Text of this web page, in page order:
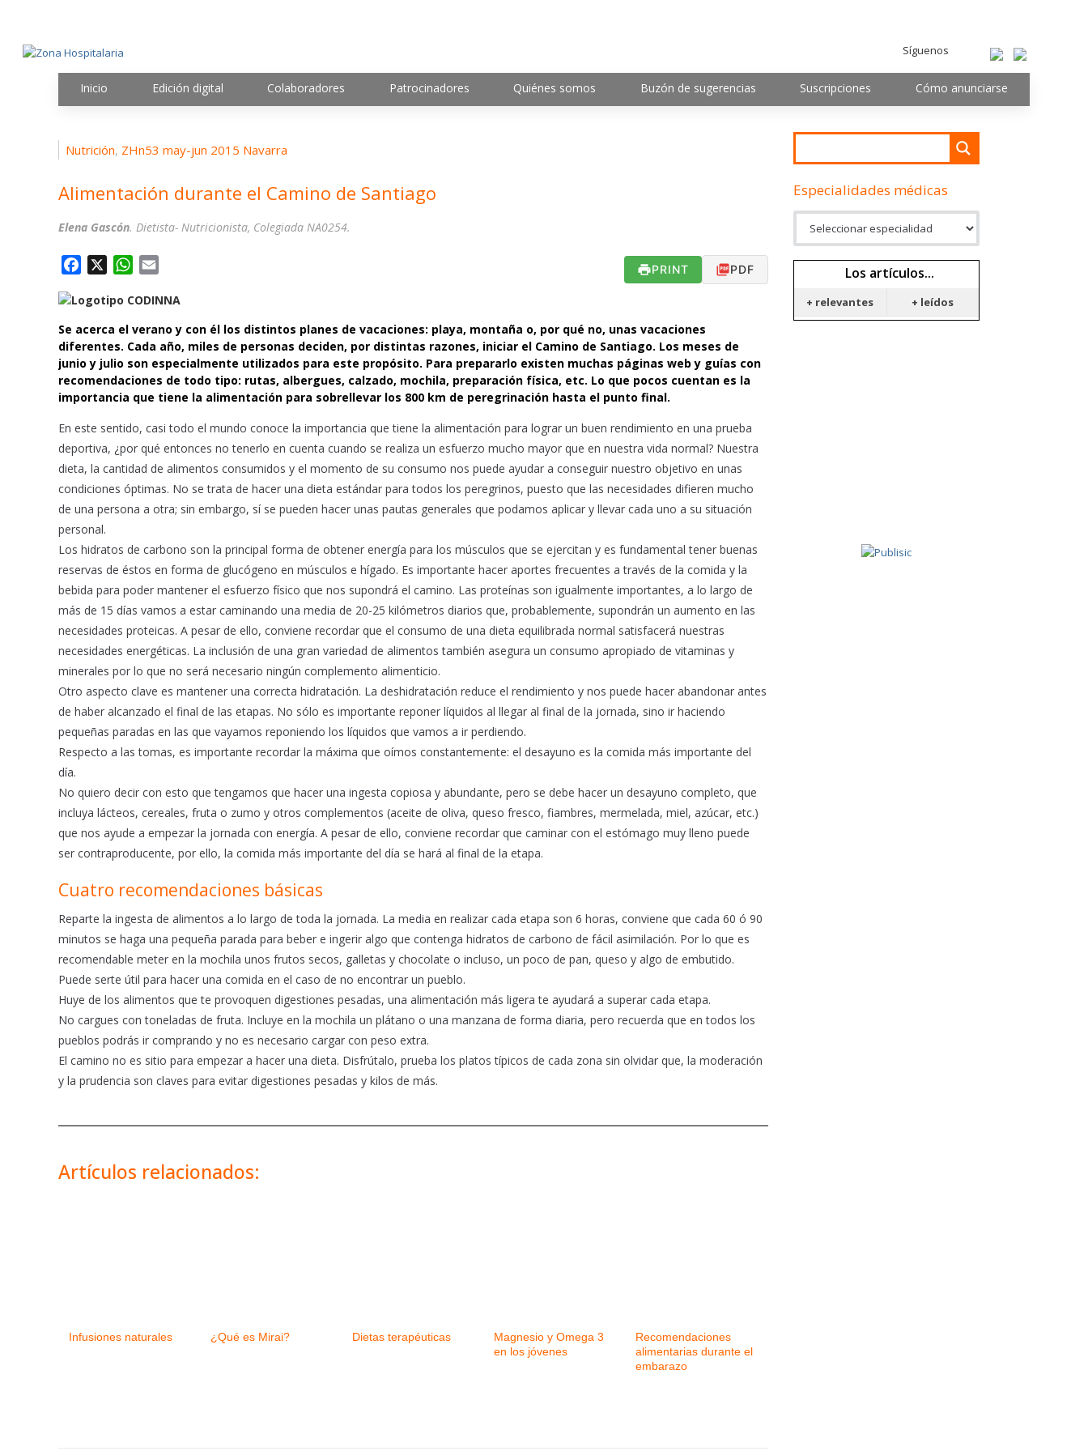
Síguenos
Inicio Edición digital Colaboradores Patrocinadores Quiénes somos Buzón de sugerencias Suscripciones Cómo anunciarse
Nutrición, ZHn53 may-jun 2015 Navarra
Alimentación durante el Camino de Santiago
Elena Gascón. Dietista- Nutricionista, Colegiada NA0254.
c
e
b
o
o
k
W
a
t
s
A
p
p
a
i
l
PRINT PDF
Se acerca el verano y con él los distintos planes de vacaciones: playa, montaña o, por qué no, unas vacaciones
diferentes. Cada año, miles de personas deciden, por distintas razones, iniciar el Camino de Santiago. Los meses de
junio y julio son especialmente utilizados para este propósito. Para prepararlo existen muchas páginas web y guías con
recomendaciones de todo tipo: rutas, albergues, calzado, mochila, preparación física, etc. Lo que pocos cuentan es la
importancia que tiene la alimentación para sobrellevar los 800 km de peregrinación hasta el punto final.
En este sentido, casi todo el mundo conoce la importancia que tiene la alimentación para lograr un buen rendimiento en una prueba
deportiva, ¿por qué entonces no tenerlo en cuenta cuando se realiza un esfuerzo mucho mayor que en nuestra vida normal? Nuestra
dieta, la cantidad de alimentos consumidos y el momento de su consumo nos puede ayudar a conseguir nuestro objetivo en unas
condiciones óptimas. No se trata de hacer una dieta estándar para todos los peregrinos, puesto que las necesidades difieren mucho
de una persona a otra; sin embargo, sí se pueden hacer unas pautas generales que podamos aplicar y llevar cada uno a su situación
personal.
Los hidratos de carbono son la principal forma de obtener energía para los músculos que se ejercitan y es fundamental tener buenas
reservas de éstos en forma de glucógeno en músculos e hígado. Es importante hacer aportes frecuentes a través de la comida y la
bebida para poder mantener el esfuerzo físico que nos supondrá el camino. Las proteínas son igualmente importantes, a lo largo de
más de 15 días vamos a estar caminando una media de 20-25 kilómetros diarios que, probablemente, supondrán un aumento en las
necesidades proteicas. A pesar de ello, conviene recordar que el consumo de una dieta equilibrada normal satisfacerá nuestras
necesidades energéticas. La inclusión de una gran variedad de alimentos también asegura un consumo apropiado de vitaminas y
minerales por lo que no será necesario ningún complemento alimenticio.
Otro aspecto clave es mantener una correcta hidratación. La deshidratación reduce el rendimiento y nos puede hacer abandonar antes
de haber alcanzado el final de las etapas. No sólo es importante reponer líquidos al llegar al final de la jornada, sino ir haciendo
pequeñas paradas en las que vayamos reponiendo los líquidos que vamos a ir perdiendo.
Respecto a las tomas, es importante recordar la máxima que oímos constantemente: el desayuno es la comida más importante del
día.
No quiero decir con esto que tengamos que hacer una ingesta copiosa y abundante, pero se debe hacer un desayuno completo, que
incluya lácteos, cereales, fruta o zumo y otros complementos (aceite de oliva, queso fresco, fiambres, mermelada, miel, azúcar, etc.)
que nos ayude a empezar la jornada con energía. A pesar de ello, conviene recordar que caminar con el estómago muy lleno puede
ser contraproducente, por ello, la comida más importante del día se hará al final de la etapa.
Cuatro recomendaciones básicas
Reparte la ingesta de alimentos a lo largo de toda la jornada. La media en realizar cada etapa son 6 horas, conviene que cada 60 ó 90
minutos se haga una pequeña parada para beber e ingerir algo que contenga hidratos de carbono de fácil asimilación. Por lo que es
recomendable meter en la mochila unos frutos secos, galletas y chocolate o incluso, un poco de pan, queso y algo de embutido.
Puede serte útil para hacer una comida en el caso de no encontrar un pueblo.
Huye de los alimentos que te provoquen digestiones pesadas, una alimentación más ligera te ayudará a superar cada etapa.
No cargues con toneladas de fruta. Incluye en la mochila un plátano o una manzana de forma diaria, pero recuerda que en todos los
pueblos podrás ir comprando y no es necesario cargar con peso extra.
El camino no es sitio para empezar a hacer una dieta. Disfrútalo, prueba los platos típicos de cada zona sin olvidar que, la moderación
y la prudencia son claves para evitar digestiones pesadas y kilos de más.
Artículos relacionados:
Infusiones naturales ¿Qué es Mirai? Dietas terapéuticas
Magnesio y Omega 3
en los jóvenes
Recomendaciones
alimentarias durante el
embarazo
Especialidades médicas
Los artículos...
+ relevantes + leídos